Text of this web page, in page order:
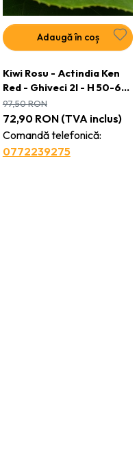
, ideale pentru grădini, curți,
pentru climatul României și
de sezon
Adaugă în coș
Kiwi Rosu - Actindia Ken
Red - Ghiveci 2l - H 50-60
cm
72,90 RON(TVA inclus)
Comandă telefonică:
0772239275
97,50RON